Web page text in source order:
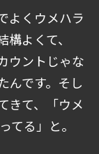
よくウメハラ
よくて、
ウントじゃな
んです。そし
きて、「ウメ
てる」と。